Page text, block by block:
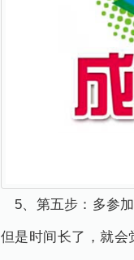
5、第五步：多参
但是时间长了，就会